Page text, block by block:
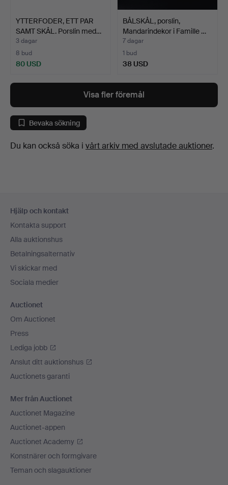
YTTERFODER, ETT PAR
SAMT SKÅL. Porslin med…
3 dagar
8 bud
80 USD
BÅLSKÅL, porslin,
Mandarindekor i Famille …
7 dagar
1 bud
38 USD
Visa fler föremål
Bevaka sökning
Du kan också söka i vårt arkiv med avslutade auktioner.
Hjälp och kontakt
Kontakta support
Alla auktionshus
Betalningsalternativ
Vi skickar med
Sociala medier
Auctionet
Om Auctionet
Press
Lediga jobb
Anslut ditt auktionshus
Auctionets garanti
Mer från Auctionet
Auctionet Magazine
Auctionet-appen
Auctionet Academy
Konstnärer och formgivare
Teman och slagauktioner